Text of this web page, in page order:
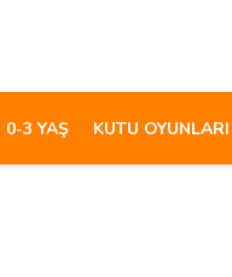
0-3 YAŞ KUTU OYUNLARI